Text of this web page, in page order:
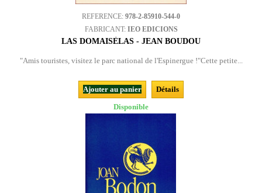
REFERENCE: 978-2-85910-544-0
FABRICANT: IEO EDICIONS
LAS DOMAISÈLAS - JEAN BOUDOU
"Amis touristes, visitez le parc national de l'Espinergue !"Cette petite...
Ajouter au panier
Détails
Disponible